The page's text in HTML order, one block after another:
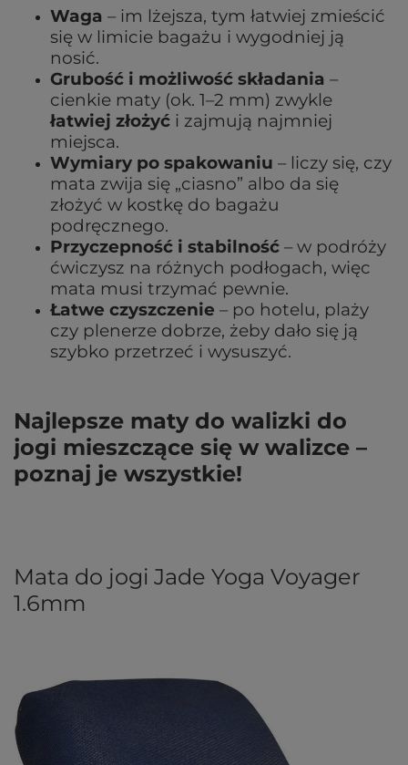
Waga – im lżejsza, tym łatwiej zmieścić
się w limicie bagażu i wygodniej ją
nosić.
Grubość i możliwość składania –
cienkie maty (ok. 1–2 mm) zwykle
łatwiej złożyć i zajmują najmniej
miejsca.
Wymiary po spakowaniu – liczy się, czy
mata zwija się „ciasno” albo da się
złożyć w kostkę do bagażu
podręcznego.
Przyczepność i stabilność – w podróży
ćwiczysz na różnych podłogach, więc
mata musi trzymać pewnie.
Łatwe czyszczenie – po hotelu, plaży
czy plenerze dobrze, żeby dało się ją
szybko przetrzeć i wysuszyć.
Najlepsze maty do walizki do
jogi mieszczące się w walizce –
poznaj je wszystkie!
Mata do jogi Jade Yoga Voyager
1.6mm